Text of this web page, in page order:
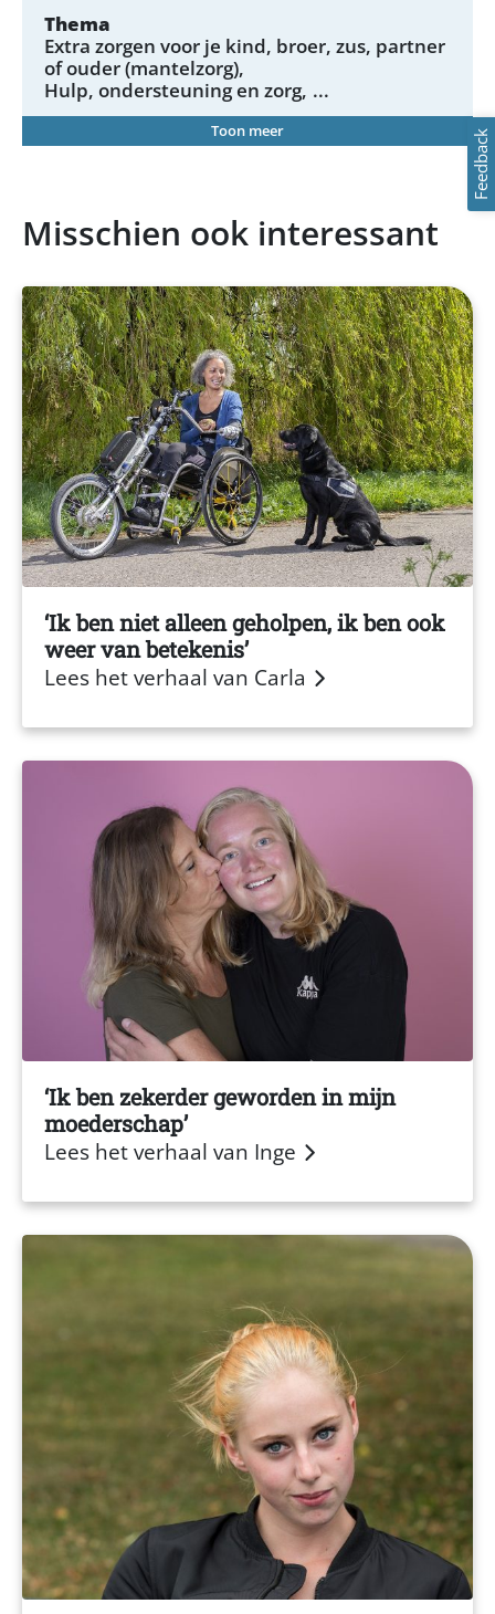
Feedback
Thema
Extra zorgen voor je kind, broer, zus, partner
of ouder (mantelzorg)
Hulp, ondersteuning en zorg ...
Toon meer
Misschien ook interessant
Ik ben niet alleen geholpen, ik ben ook
weer van betekenis
Lees het verhaal van Carla
Ik ben zekerder geworden in mijn
moederschap
Lees het verhaal van Inge